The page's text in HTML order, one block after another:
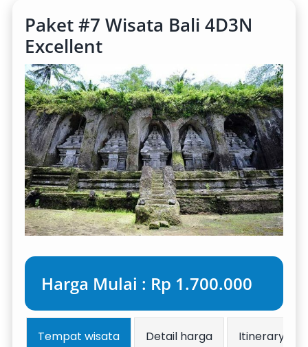
Paket #7 Wisata Bali 4D3N
Excellent
Harga Mulai : Rp 1.700.000
Tempat wisata Detail harga Itinerary